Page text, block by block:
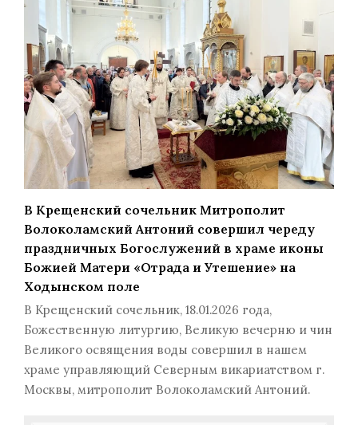
В Крещенский сочельник Митрополит
Волоколамский Антоний совершил череду
праздничных Богослужений в храме иконы
Божией Матери «Отрада и Утешение» на
Ходынском поле
В Крещенский сочельник, 18.01.2026 года,
Божественную литургию, Великую вечерню и чин
Великого освящения воды совершил в нашем
храме управляющий Северным викариатством г.
Москвы, митрополит Волоколамский Антоний.